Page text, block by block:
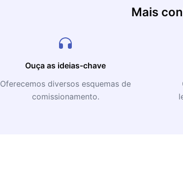
Mais
Ouça as ideias-chave
Oferecemos diversos esquemas de
comissionamento.